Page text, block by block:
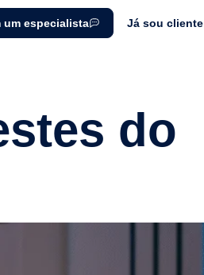
um especialista Já sou cliente
do